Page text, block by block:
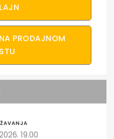
PRODAJNOM
19.00